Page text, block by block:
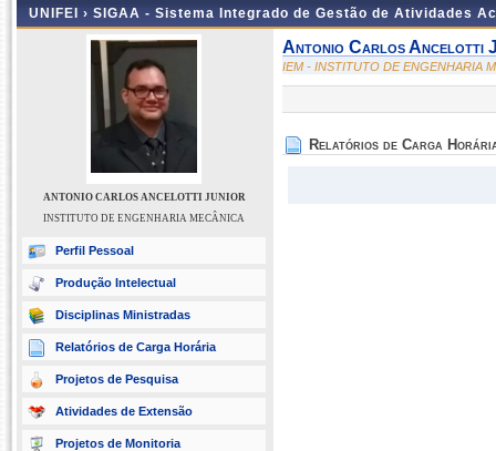
UNIFEI › SIGAA - Sistema Integrado de Gestão de Atividades
ANTONIO CARLOS ANCELOTTI JUNIOR
INSTITUTO DE ENGENHARIA MECÂNICA
Perfil Pessoal
Produção Intelectual
Disciplinas Ministradas
Relatórios de Carga Horária
Projetos de Pesquisa
Atividades de Extensão
Projetos de Monitoria
Antonio Carlos Ancelotti
IEM - INSTITUTO DE ENGENHARIA
Relatórios de Carga